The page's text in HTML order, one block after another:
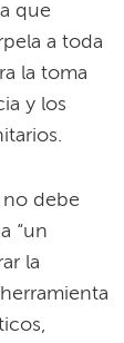
que
a toda
la toma
y los
no debe
“un
la